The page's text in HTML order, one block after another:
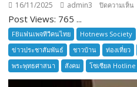
16/11/2025 admin3 ปิดความเห็น
Post Views: 765 ...
FBแฟนเพจทีวีคนไทย Hotnews Society
ข่าวประชาสัมพันธ์
ชาวบ้าน ท่องเที่ยว
พระพุทธศาสนา
สังคม โซเซียล Hotline